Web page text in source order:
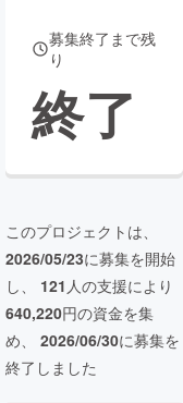
募集終了まで残
り
終了
このプロジェクトは、
2026/05/23に募集を開始
し、 121 人の支援により
640,220円の資金を集
め、 2026/06/30に募集を
終了しました